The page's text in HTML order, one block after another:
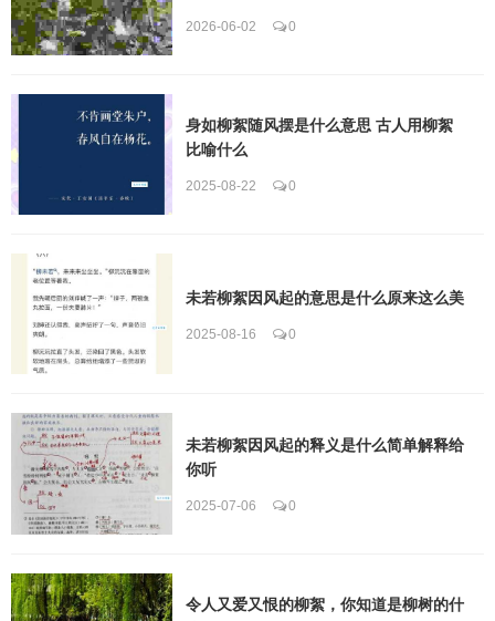
2026-06-02 0
身如柳絮随风摆是什么意思 古人用柳絮
比喻什么
2025-08-22 0
未若柳絮因风起的意思是什么原来这么美
2025-08-16 0
未若柳絮因风起的释义是什么简单解释给
你听
2025-07-06 0
令人又爱又恨的柳絮，你知道是柳树的什